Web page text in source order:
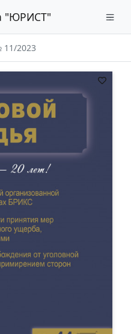
"ЮРИСТ"
2023